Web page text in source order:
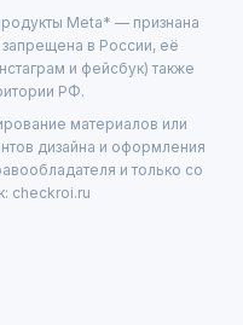
Meta* — признана
запрещена в России, её
и фейсбук) также
РФ.
материалов или
дизайна и оформления
и только со
checkroi.ru